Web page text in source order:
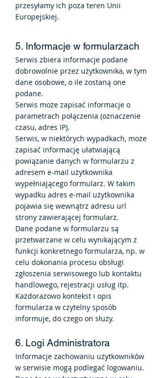
przesyłamy ich poza teren Unii
Europejskiej.
5. Informacje w formularzach
Serwis zbiera informacje podane
dobrowolnie przez użytkownika, w tym
dane osobowe, o ile zostaną one
podane.
Serwis może zapisać informacje o
parametrach połączenia (oznaczenie
czasu, adres IP).
Serwis, w niektórych wypadkach, może
zapisać informację ułatwiającą
powiązanie danych w formularzu z
adresem e-mail użytkownika
wypełniającego formularz. W takim
wypadku adres e-mail użytkownika
pojawia się wewnątrz adresu url
strony zawierającej formularz.
Dane podane w formularzu są
przetwarzane w celu wynikającym z
funkcji konkretnego formularza, np. w
celu dokonania procesu obsługi
zgłoszenia serwisowego lub kontaktu
handlowego, rejestracji usług itp.
Każdorazowo kontekst i opis
formularza w czytelny sposób
informuje, do czego on służy.
6. Logi Administratora
Informacje zachowaniu użytkowników
w serwisie mogą podlegać logowaniu.